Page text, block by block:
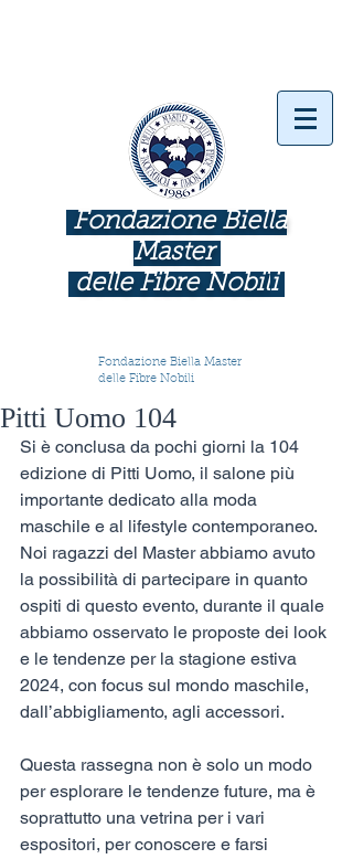
Fondazione Biella
Master
delle Fibre Nobili
Fondazione Biella Master
delle Fibre Nobili
Pitti Uomo 104
Si è conclusa da pochi giorni la 104
edizione di Pitti Uomo, il salone più
importante dedicato alla moda
maschile e al lifestyle contemporaneo.
Noi ragazzi del Master abbiamo avuto
la possibilità di partecipare in quanto
ospiti di questo evento, durante il quale
abbiamo osservato le proposte dei look
e le tendenze per la stagione estiva
2024, con focus sul mondo maschile,
dall’abbigliamento, agli accessori.
Questa rassegna non è solo un modo
per esplorare le tendenze future, ma è
soprattutto una vetrina per i vari
espositori, per conoscere e farsi